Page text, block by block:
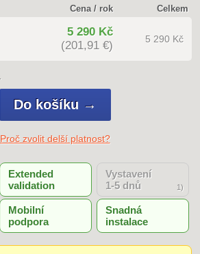
Cena / rok Celkem
5 290 Kč
(201,91 €)
5 290 Kč
Proč zvolit delší platnost?
Extended
validation
Vystavení
1-5 dnů
1)
Mobilní
podpora
Snadná
instalace